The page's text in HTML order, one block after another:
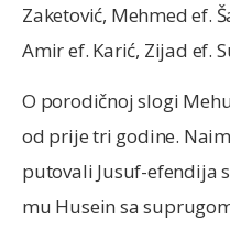
Zaketović, Mehmed ef.
Amir ef. Karić, Zijad ef.
O porodičnoj slogi
od prije tri godine.
putovali Jusuf-efendija
mu Husein sa